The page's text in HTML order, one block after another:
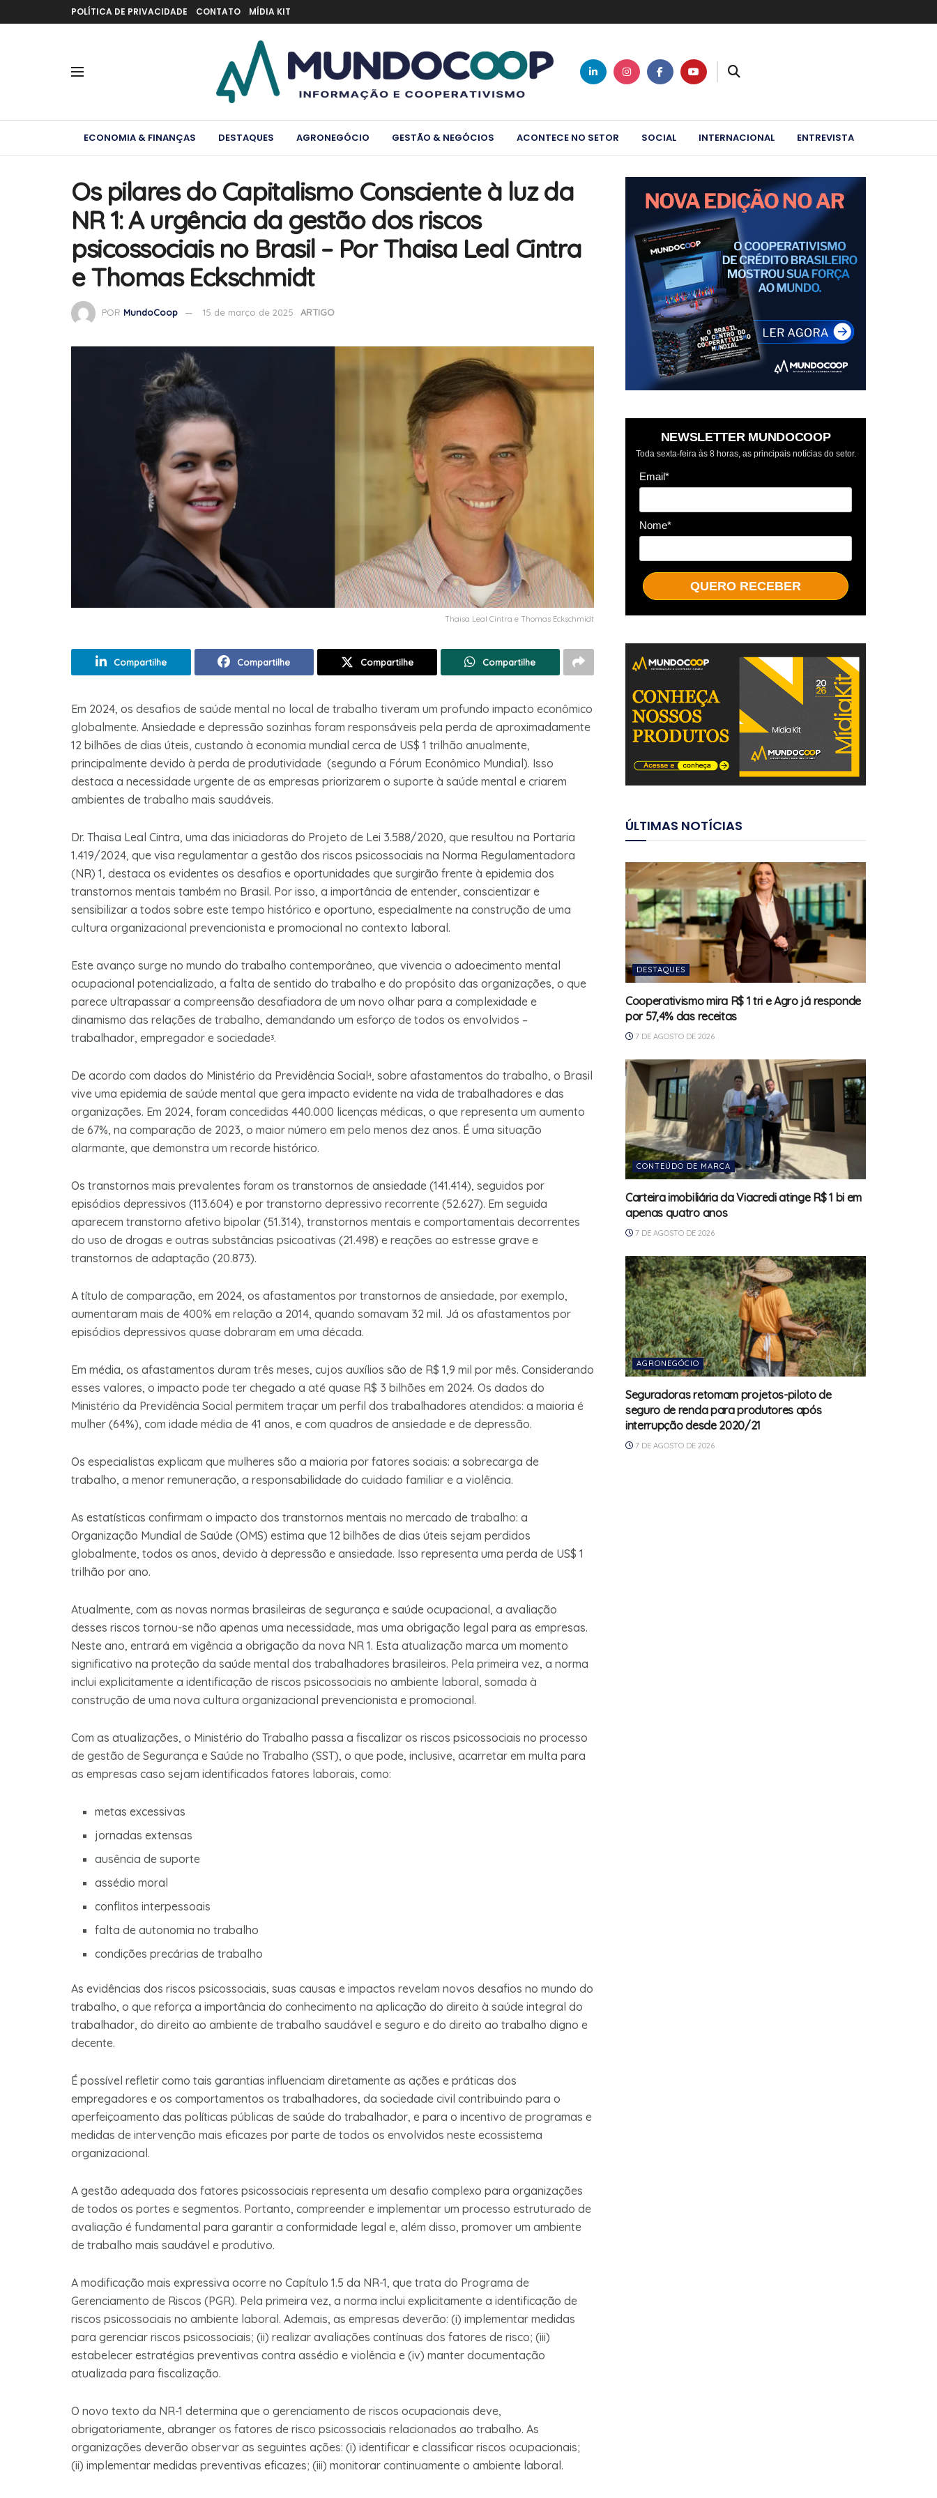
POLÍTICA DE PRIVACIDADE CONTATO MÍDIA KIT
ECONOMIA & FINANÇAS DESTAQUES AGRONEGÓCIO GESTÃO & NEGÓCIOS ACONTECE NO SETOR SOCIAL INTERNACIONAL ENTREVISTA
Os pilares do Capitalismo Consciente à luz da
NR 1: A urgência da gestão dos riscos
psicossociais no Brasil – Por Thaisa Leal Cintra
e Thomas Eckschmidt
POR MundoCoop 15 de março de 2025 ARTIGO
Thaisa Leal Cintra e Thomas Eckschmidt
Compartilhe Compartilhe Compartilhe Compartilhe
Em 2024, os desafios de saúde mental no local de trabalho tiveram um profundo impacto econômico
globalmente. Ansiedade e depressão sozinhas foram responsáveis ​​pela perda de aproximadamente
12 bilhões de dias úteis, custando à economia mundial cerca de US$ 1 trilhão anualmente,
principalmente devido à perda de produtividade (segundo a Fórum Econômico Mundial). Isso
destaca a necessidade urgente de as empresas priorizarem o suporte à saúde mental e criarem
ambientes de trabalho mais saudáveis.
Dr. Thaisa Leal Cintra, uma das iniciadoras do Projeto de Lei 3.588/2020, que resultou na Portaria
1.419/2024, que visa regulamentar a gestão dos riscos psicossociais na Norma Regulamentadora
(NR) 1, destaca os evidentes os desafios e oportunidades que surgirão frente à epidemia dos
transtornos mentais também no Brasil. Por isso, a importância de entender, conscientizar e
sensibilizar a todos sobre este tempo histórico e oportuno, especialmente na construção de uma
cultura organizacional prevencionista e promocional no contexto laboral.
Este avanço surge no mundo do trabalho contemporâneo, que vivencia o adoecimento mental
ocupacional potencializado, a falta de sentido do trabalho e do propósito das organizações, o que
parece ultrapassar a compreensão desafiadora de um novo olhar para a complexidade e
dinamismo das relações de trabalho, demandando um esforço de todos os envolvidos –
trabalhador, empregador e sociedade3.
De acordo com dados do Ministério da Previdência Social4, sobre afastamentos do trabalho, o Brasil
vive uma epidemia de saúde mental que gera impacto evidente na vida de trabalhadores e das
organizações. Em 2024, foram concedidas 440.000 licenças médicas, o que representa um aumento
de 67%, na comparação de 2023, o maior número em pelo menos dez anos. É uma situação
alarmante, que demonstra um recorde histórico.
Os transtornos mais prevalentes foram os transtornos de ansiedade (141.414), seguidos por
episódios depressivos (113.604) e por transtorno depressivo recorrente (52.627). Em seguida
aparecem transtorno afetivo bipolar (51.314), transtornos mentais e comportamentais decorrentes
do uso de drogas e outras substâncias psicoativas (21.498) e reações ao estresse grave e
transtornos de adaptação (20.873).
A título de comparação, em 2024, os afastamentos por transtornos de ansiedade, por exemplo,
aumentaram mais de 400% em relação a 2014, quando somavam 32 mil. Já os afastamentos por
episódios depressivos quase dobraram em uma década.
Em média, os afastamentos duram três meses, cujos auxílios são de R$ 1,9 mil por mês. Considerando
esses valores, o impacto pode ter chegado a até quase R$ 3 bilhões em 2024. Os dados do
Ministério da Previdência Social permitem traçar um perfil dos trabalhadores atendidos: a maioria é
mulher (64%), com idade média de 41 anos, e com quadros de ansiedade e de depressão.
Os especialistas explicam que mulheres são a maioria por fatores sociais: a sobrecarga de
trabalho, a menor remuneração, a responsabilidade do cuidado familiar e a violência.
As estatísticas confirmam o impacto dos transtornos mentais no mercado de trabalho: a
Organização Mundial de Saúde (OMS) estima que 12 bilhões de dias úteis sejam perdidos
globalmente, todos os anos, devido à depressão e ansiedade. Isso representa uma perda de US$ 1
trilhão por ano.
Atualmente, com as novas normas brasileiras de segurança e saúde ocupacional, a avaliação
desses riscos tornou-se não apenas uma necessidade, mas uma obrigação legal para as empresas.
Neste ano, entrará em vigência a obrigação da nova NR 1. Esta atualização marca um momento
significativo na proteção da saúde mental dos trabalhadores brasileiros. Pela primeira vez, a norma
inclui explicitamente a identificação de riscos psicossociais no ambiente laboral, somada à
construção de uma nova cultura organizacional prevencionista e promocional.
Com as atualizações, o Ministério do Trabalho passa a fiscalizar os riscos psicossociais no processo
de gestão de Segurança e Saúde no Trabalho (SST), o que pode, inclusive, acarretar em multa para
as empresas caso sejam identificados fatores laborais, como:
metas excessivas
jornadas extensas
ausência de suporte
assédio moral
conflitos interpessoais
falta de autonomia no trabalho
condições precárias de trabalho
As evidências dos riscos psicossociais, suas causas e impactos revelam novos desafios no mundo do
trabalho, o que reforça a importância do conhecimento na aplicação do direito à saúde integral do
trabalhador, do direito ao ambiente de trabalho saudável e seguro e do direito ao trabalho digno e
decente.
É possível refletir como tais garantias influenciam diretamente as ações e práticas dos
empregadores e os comportamentos os trabalhadores, da sociedade civil contribuindo para o
aperfeiçoamento das políticas públicas de saúde do trabalhador, e para o incentivo de programas e
medidas de intervenção mais eficazes por parte de todos os envolvidos neste ecossistema
organizacional.
A gestão adequada dos fatores psicossociais representa um desafio complexo para organizações
de todos os portes e segmentos. Portanto, compreender e implementar um processo estruturado de
avaliação é fundamental para garantir a conformidade legal e, além disso, promover um ambiente
de trabalho mais saudável e produtivo.
A modificação mais expressiva ocorre no Capítulo 1.5 da NR-1, que trata do Programa de
Gerenciamento de Riscos (PGR). Pela primeira vez, a norma inclui explicitamente a identificação de
riscos psicossociais no ambiente laboral. Ademais, as empresas deverão: (i) implementar medidas
para gerenciar riscos psicossociais; (ii) realizar avaliações contínuas dos fatores de risco; (iii)
estabelecer estratégias preventivas contra assédio e violência e (iv) manter documentação
atualizada para fiscalização.
O novo texto da NR-1 determina que o gerenciamento de riscos ocupacionais deve,
obrigatoriamente, abranger os fatores de risco psicossociais relacionados ao trabalho. As
organizações deverão observar as seguintes ações: (i) identificar e classificar riscos ocupacionais;
(ii) implementar medidas preventivas eficazes; (iii) monitorar continuamente o ambiente laboral.
NEWSLETTER MUNDOCOOP
Toda sexta-feira às 8 horas, as principais notícias do setor.
Email*
Nome*
QUERO RECEBER
ÚLTIMAS NOTÍCIAS
DESTAQUES
Cooperativismo mira R$ 1 tri e Agro já responde
por 57,4% das receitas
7 DE AGOSTO DE 2026
CONTEÚDO DE MARCA
Carteira imobiliária da Viacredi atinge R$ 1 bi em
apenas quatro anos
7 DE AGOSTO DE 2026
AGRONEGÓCIO
Seguradoras retomam projetos-piloto de
seguro de renda para produtores após
interrupção desde 2020/21
7 DE AGOSTO DE 2026